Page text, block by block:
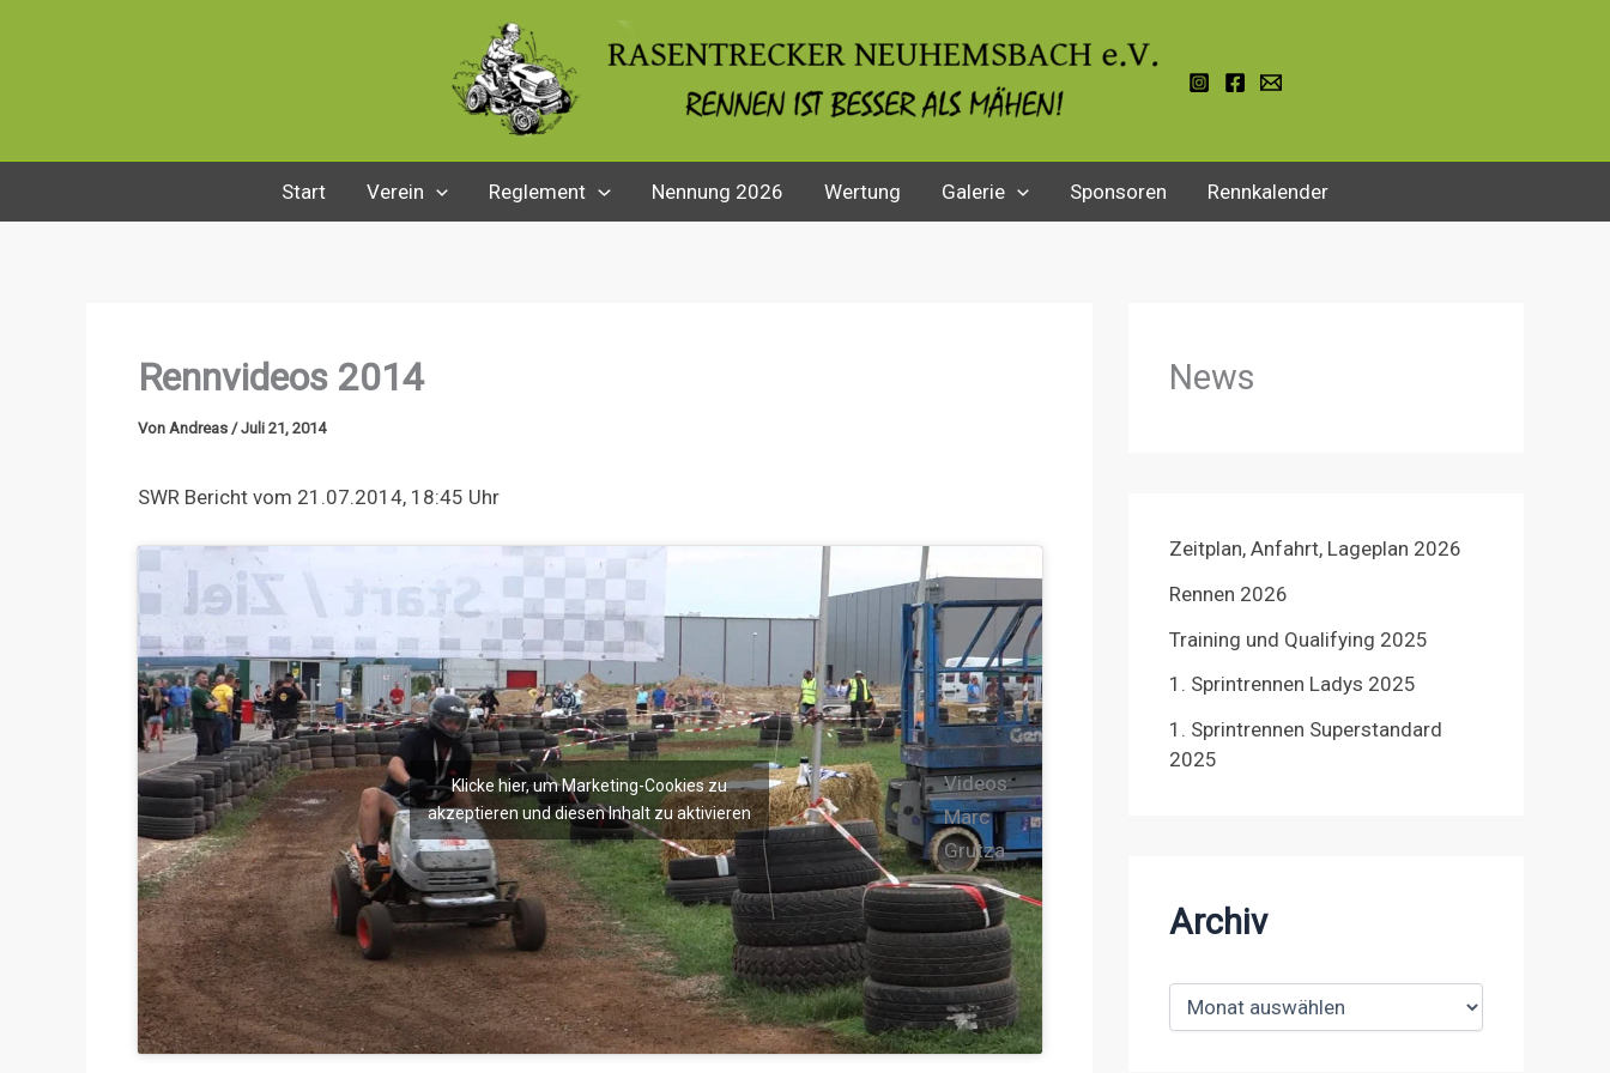
Start Verein Reglement Nennung 2026 Wertung Galerie Sponsoren Rennkalender
Rennvideos 2014
Von Andreas /Juli 21, 2014
SWR Bericht vom 21.07.2014, 18:45 Uhr
Videos:
Marc
Grutza
Klicke hier, um Marketing-Cookies zu
akzeptieren und diesen Inhalt zu aktivieren
News
Zeitplan, Anfahrt, Lageplan 2026
Rennen 2026
Training und Qualifying 2025
1. Sprintrennen Ladys 2025
1. Sprintrennen Superstandard
2025
Archiv